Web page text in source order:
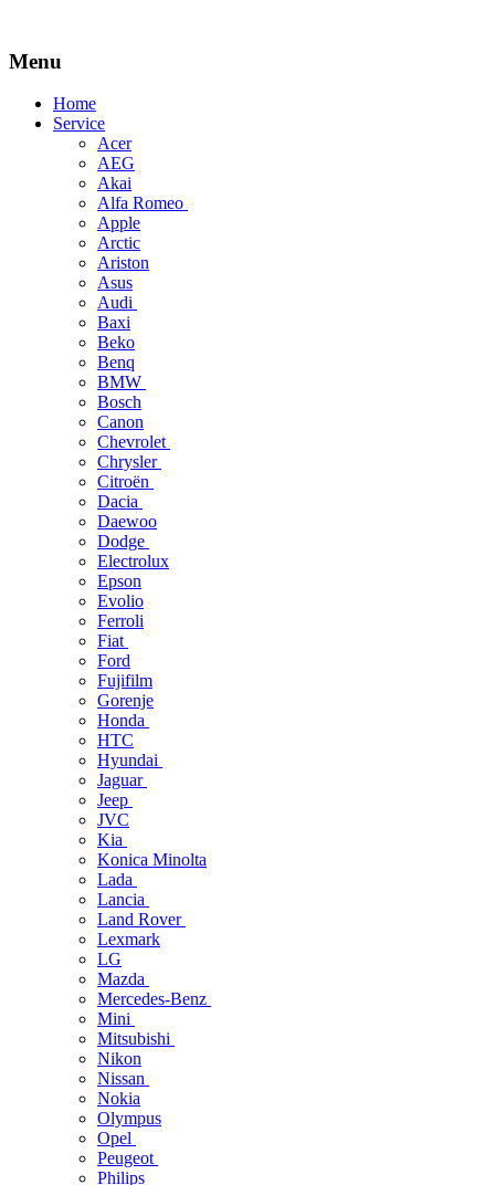
Menu
Skip
Home
Service
Acer
AEG
Akai
Alfa Romeo
Apple
Arctic
Ariston
Asus
Audi
Baxi
Beko
Benq
BMW
Bosch
Canon
Chevrolet
Chrysler
Citroën
Dacia
Daewoo
Dodge
Electrolux
Epson
Evolio
Ferroli
Fiat
Ford
Fujifilm
Gorenje
Honda
HTC
Hyundai
Jaguar
Jeep
JVC
Kia
Konica Minolta
Lada
Lancia
Land Rover
Lexmark
LG
Mazda
Mercedes-Benz
Mini
Mitsubishi
Nikon
Nissan
Nokia
Olympus
Opel
Peugeot
Philips